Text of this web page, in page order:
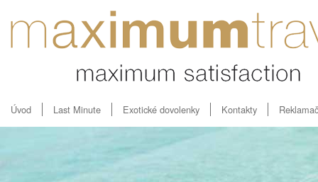
Úvod Last Minute Exotické dovolenky Kontakty